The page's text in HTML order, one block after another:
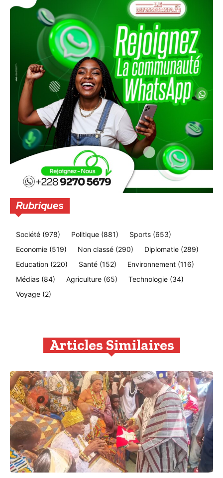
Rubriques
Société (978) Politique (881) Sports (653)
Economie (519) Non classé (290) Diplomatie (289)
Education (220) Santé (152) Environnement (116)
Médias (84) Agriculture (65) Technologie (34)
Voyage (2)
Articles Similaires